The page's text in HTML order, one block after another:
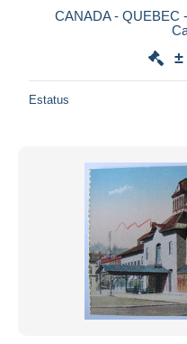
CANADA - QUEBEC
±
Estatus